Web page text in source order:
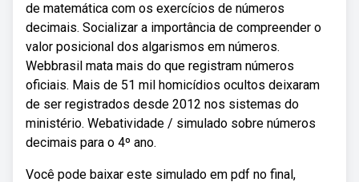
de matemática com os exercícios de números
decimais. Socializar a importância de compreender o
valor posicional dos algarismos em números.
Webbrasil mata mais do que registram números
oficiais. Mais de 51 mil homicídios ocultos deixaram
de ser registrados desde 2012 nos sistemas do
ministério. Webatividade / simulado sobre números
decimais para o 4º ano.
Você pode baixar este simulado em pdf no final,